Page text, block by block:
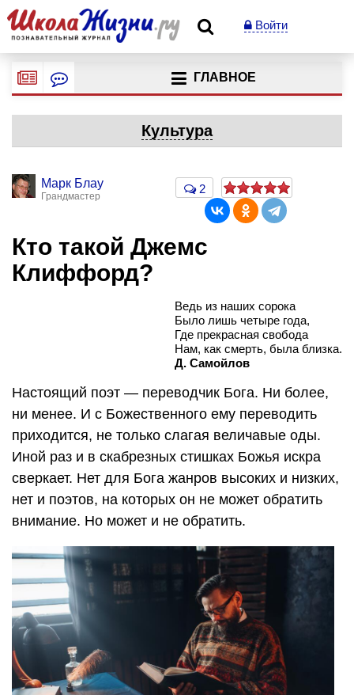
Войти
ГЛАВНОЕ
Культура
Марк Блау
Грандмастер
2
Кто такой Джемс
Клиффорд?
Ведь из наших сорока
Было лишь четыре года,
Где прекрасная свобода
Нам, как смерть, была близка.
Д. Самойлов
Настоящий поэт — переводчик Бога. Ни более,
ни менее. И с Божественного ему переводить
приходится, не только слагая величавые оды.
Иной раз и в скабрезных стишках Божья искра
сверкает. Нет для Бога жанров высоких и низких,
нет и поэтов, на которых он не может обратить
внимание. Но может и не обратить.